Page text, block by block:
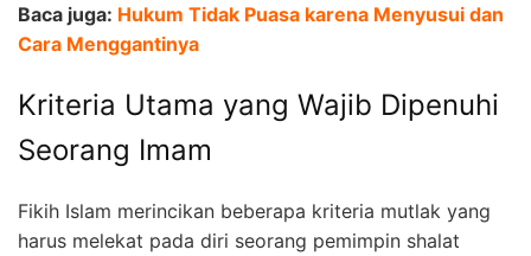
Baca juga: Hukum Tidak Puasa karena Menyusui dan
Cara Menggantinya
Kriteria Utama yang Wajib Dipenuhi
Seorang Imam
Fikih Islam merincikan beberapa kriteria mutlak yang
harus melekat pada diri seorang pemimpin shalat